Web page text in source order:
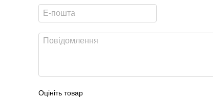
Оцініть товар